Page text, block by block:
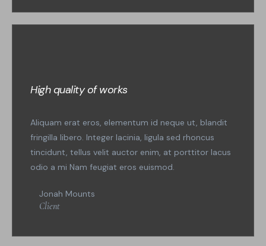
High quality of works
Aliquam erat eros, elementum id neque ut, blandit
fringilla libero. Integer lacinia, ligula sed rhoncus
tincidunt, tellus velit auctor enim, at porttitor lacus
odio a mi Nam feugiat eros euismod.
Jonah Mounts
Client